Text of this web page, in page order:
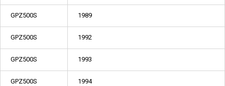
GPZ500S 1989
GPZ500S 1992
GPZ500S 1993
GPZ500S 1994